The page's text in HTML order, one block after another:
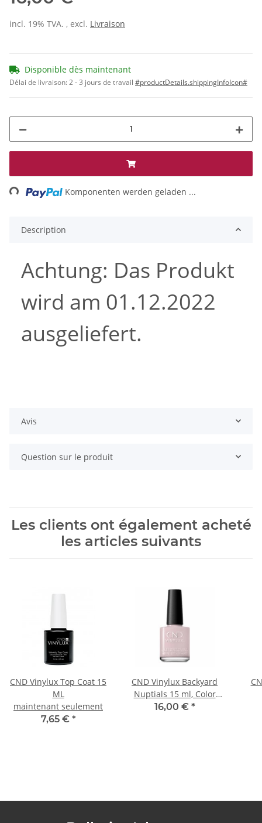
incl. 19% TVA. , excl. Livraison
Disponible dès maintenant
Délai de livraison:2 - 3 jours de travail #productDetails.shippingInfoIcon#
Komponenten werden geladen ...
Description
Achtung: Das Produkt
wird am 01.12.2022
ausgeliefert.
Avis
Question sur le produit
Les clients ont également acheté
les articles suivants
CND Vinylux Top Coat 15
ML
maintenant seulement
7,65 € *
CND Vinylux Backyard
Nuptials 15 ml, Color
World
16,00 € *